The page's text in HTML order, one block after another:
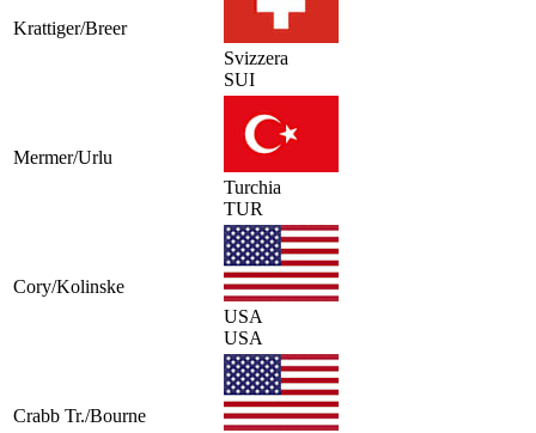
Krattiger/Breer
Svizzera
SUI
Mermer/Urlu
Turchia
TUR
Cory/Kolinske
USA
USA
Crabb Tr./Bourne